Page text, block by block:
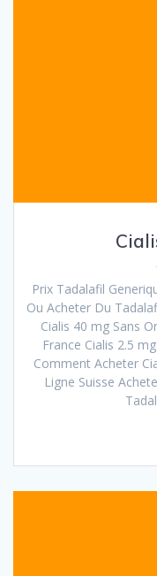
Prix Tadalafil
Ou Acheter Du
Cialis 40 mg Sans
France Cialis 2.5
Comment Acheter
Ligne Suisse